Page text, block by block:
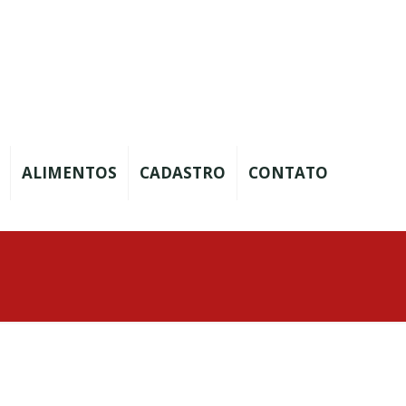
ALIMENTOS CADASTRO CONTATO